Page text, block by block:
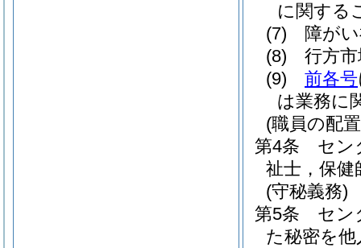
に関する
(7)
障が
(8)
行方
(9)
前各号
は業務に
(職員の配
第4条
セン
祉士，保
(守秘義務)
第5条
セン
た秘密を